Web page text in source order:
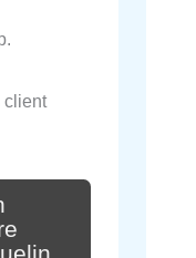
client